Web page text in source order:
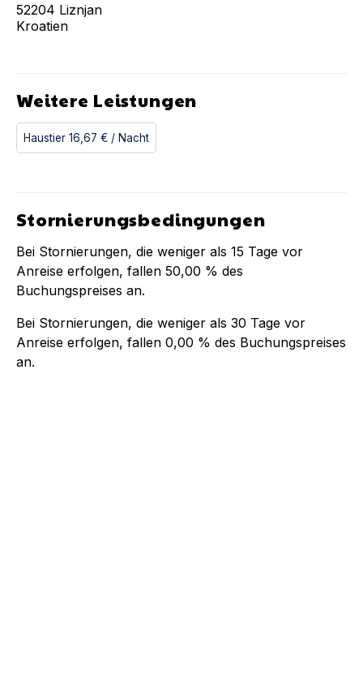
52204 Liznjan
Kroatien
Weitere Leistungen
Haustier 16,67 € / Nacht
Stornierungsbedingungen
Bei Stornierungen, die weniger als 15 Tage vor
Anreise erfolgen, fallen 50,00 % des
Buchungspreises an.
Bei Stornierungen, die weniger als 30 Tage vor
Anreise erfolgen, fallen 0,00 % des Buchungspreises
an.